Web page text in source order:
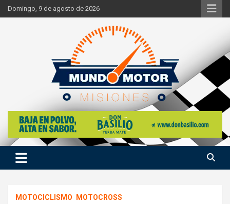
Skip
to
Domingo, 9 de agosto de 2026
Mundo Motor Misiones
Si hay ruido de motores ahí estaremos
MOTOCICLISMO MOTOCROSS